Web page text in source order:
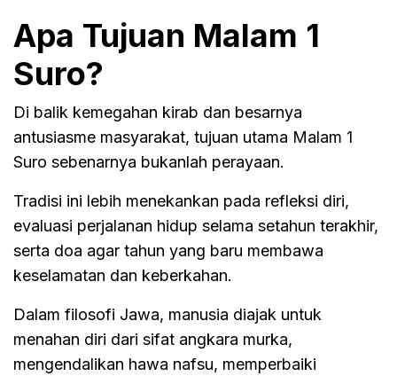
Apa Tujuan Malam 1
Suro?
Di balik kemegahan kirab dan besarnya
antusiasme masyarakat, tujuan utama Malam 1
Suro sebenarnya bukanlah perayaan.
Tradisi ini lebih menekankan pada refleksi diri,
evaluasi perjalanan hidup selama setahun terakhir,
serta doa agar tahun yang baru membawa
keselamatan dan keberkahan.
Dalam filosofi Jawa, manusia diajak untuk
menahan diri dari sifat angkara murka,
mengendalikan hawa nafsu, memperbaiki